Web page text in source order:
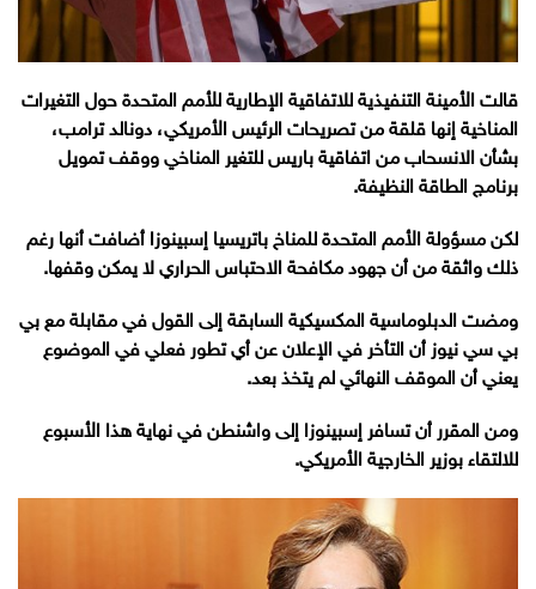
قالت الأمينة التنفيذية للاتفاقية الإطارية للأمم المتحدة حول التغيرات
المناخية إنها قلقة من تصريحات الرئيس الأمريكي، دونالد ترامب،
بشأن الانسحاب من اتفاقية باريس للتغير المناخي ووقف تمويل
برنامج الطاقة النظيفة.
لكن مسؤولة الأمم المتحدة للمناخ باتريسيا إسبينوزا أضافت أنها رغم
ذلك واثقة من أن جهود مكافحة الاحتباس الحراري لا يمكن وقفها.
ومضت الدبلوماسية المكسيكية السابقة إلى القول في مقابلة مع بي
بي سي نيوز أن التأخر في الإعلان عن أي تطور فعلي في الموضوع
يعني أن الموقف النهائي لم يتخذ بعد.
ومن المقرر أن تسافر إسبينوزا إلى واشنطن في نهاية هذا الأسبوع
للالتقاء بوزير الخارجية الأمريكي.